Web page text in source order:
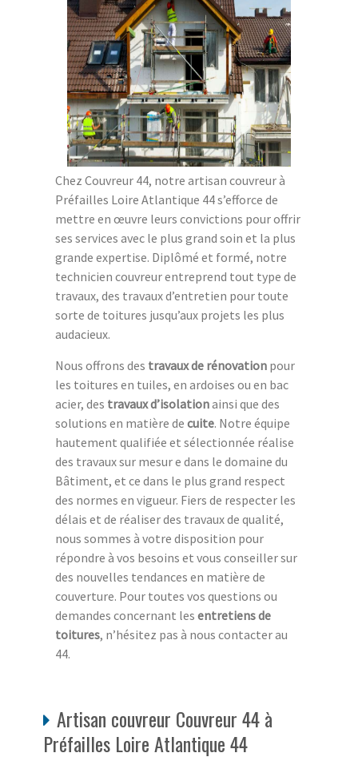
Chez Couvreur 44, notre artisan couvreur à
Préfailles Loire Atlantique 44 s’efforce de
mettre en œuvre leurs convictions pour offrir
ses services avec le plus grand soin et la plus
grande expertise. Diplômé et formé, notre
technicien couvreur entreprend tout type de
travaux, des travaux d’entretien pour toute
sorte de toitures jusqu’aux projets les plus
audacieux.
Nous offrons des travaux de rénovation pour
les toitures en tuiles, en ardoises ou en bac
acier, des travaux d’isolationainsi que des
solutions en matière de cuite. Notre équipe
hautement qualifiée et sélectionnée réalise
des travaux sur mesur e dans le domaine du
Bâtiment, et ce dans le plus grand respect
des normes en vigueur. Fiers de respecter les
délais et de réaliser des travaux de qualité,
nous sommes à votre disposition pour
répondre à vos besoins et vous conseiller sur
des nouvelles tendances en matière de
couverture. Pour toutes vos questions ou
demandes concernant les entretiens de
toitures, n’hésitez pas à nous contacter au
44.
Artisan couvreur Couvreur 44 à
Préfailles Loire Atlantique 44